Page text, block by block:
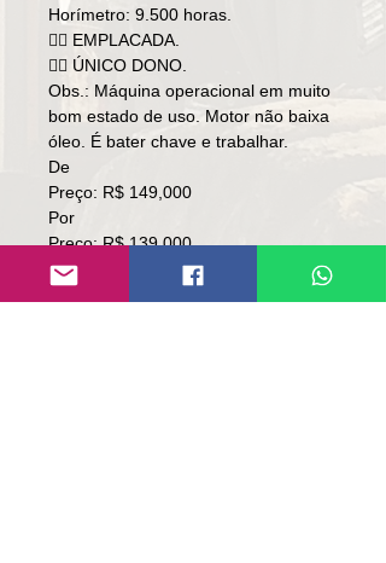
Horímetro: 9.500 horas.
👉🏻 EMPLACADA.
👉🏻 ÚNICO DONO.
Obs.: Máquina operacional em muito
bom estado de uso. Motor não baixa
óleo. É bater chave e trabalhar.
De
Preço: R$ 149,000
Por
Preço: R$ 139,000
Local: RS.